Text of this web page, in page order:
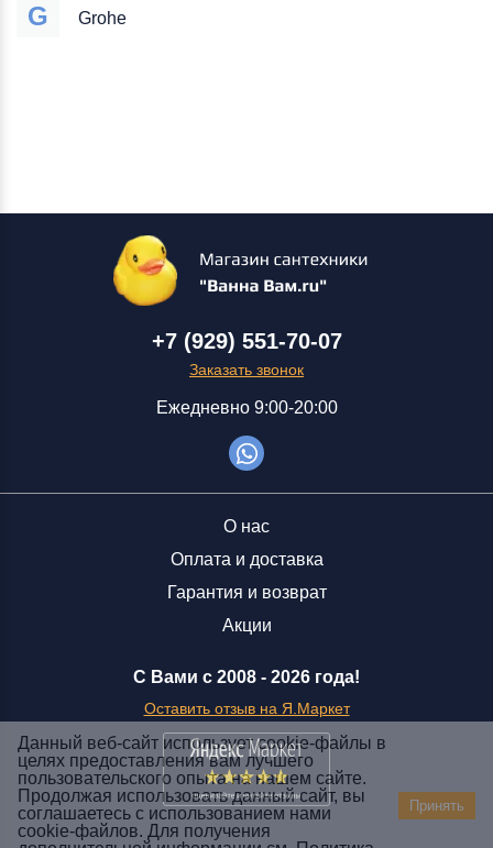
G Grohe
+7 (929) 551-70-07
Заказать звонок
Ежедневно 9:00-20:00
С Вами с 2008 - 2026 года!
Оставить отзыв на Я.Маркет
О нас
Оплата и доставка
Гарантия и возврат
Акции
Заказать звонок
+7 (929) 551-70-07
Ежедневно 9:00-20:00
Данный веб-сайт использует cookie-файлы в
целях предоставления вам лучшего
пользовательского опыта на нашем сайте.
Продолжая использовать данный сайт, вы
соглашаетесь с использованием нами
cookie-файлов. Для получения
Принять